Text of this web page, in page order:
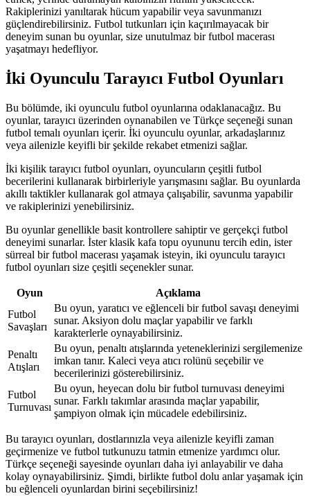
Rakiplerinizi yanıltarak hücum yapabilir veya savunmanızı
güçlendirebilirsiniz. Futbol tutkunları için kaçırılmayacak bir
deneyim sunan bu oyunlar, size unutulmaz bir futbol macerası
yaşatmayı hedefliyor.
İki Oyunculu Tarayıcı Futbol Oyunları
Bu bölümde, iki oyunculu futbol oyunlarına odaklanacağız. Bu
oyunlar, tarayıcı üzerinden oynanabilen ve Türkçe seçeneği sunan
futbol temalı oyunları içerir. İki oyunculu oyunlar, arkadaşlarınız
veya ailenizle keyifli bir şekilde rekabet etmenizi sağlar.
İki kişilik tarayıcı futbol oyunları, oyuncuların çeşitli futbol
becerilerini kullanarak birbirleriyle yarışmasını sağlar. Bu oyunlarda
akıllı taktikler kullanarak gol atmaya çalışabilir, savunma yapabilir
ve rakiplerinizi yenebilirsiniz.
Bu oyunlar genellikle basit kontrollere sahiptir ve gerçekçi futbol
deneyimi sunarlar. İster klasik kafa topu oyununu tercih edin, ister
sürreal bir futbol macerası yaşamak isteyin, iki oyunculu tarayıcı
futbol oyunları size çeşitli seçenekler sunar.
Oyun
Açıklama
Futbol
Savaşları
Bu oyun, yaratıcı ve eğlenceli bir futbol savaşı deneyimi
sunar. Aksiyon dolu maçlar yapabilir ve farklı
karakterlerle oynayabilirsiniz.
Penaltı
Atışları
Bu oyun, penaltı atışlarında yeteneklerinizi sergilemenize
imkan tanır. Kaleci veya atıcı rolünü seçebilir ve
becerilerinizi gösterebilirsiniz.
Futbol
Turnuvası
Bu oyun, heyecan dolu bir futbol turnuvası deneyimi
sunar. Farklı takımlar arasında maçlar yapabilir,
şampiyon olmak için mücadele edebilirsiniz.
Bu tarayıcı oyunları, dostlarınızla veya ailenizle keyifli zaman
geçirmenize ve futbol tutkunuzu tatmin etmenize yardımcı olur.
Türkçe seçeneği sayesinde oyunları daha iyi anlayabilir ve daha
kolay oynayabilirsiniz. Şimdi, birlikte futbol dolu anlar yaşamak için
bu eğlenceli oyunlardan birini seçebilirsiniz!